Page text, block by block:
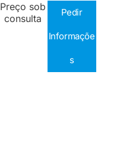
Preço sob
consulta
Pedir
Informaçõe
s